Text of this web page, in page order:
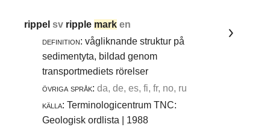
rippelsv ripple mark en
definition: vågliknande struktur på
sedimentyta, bildad genom
transportmediets rörelser
övriga språk: da, de, es, fi, fr, no, ru
källa: Terminologicentrum TNC:
Geologisk ordlista | 1988